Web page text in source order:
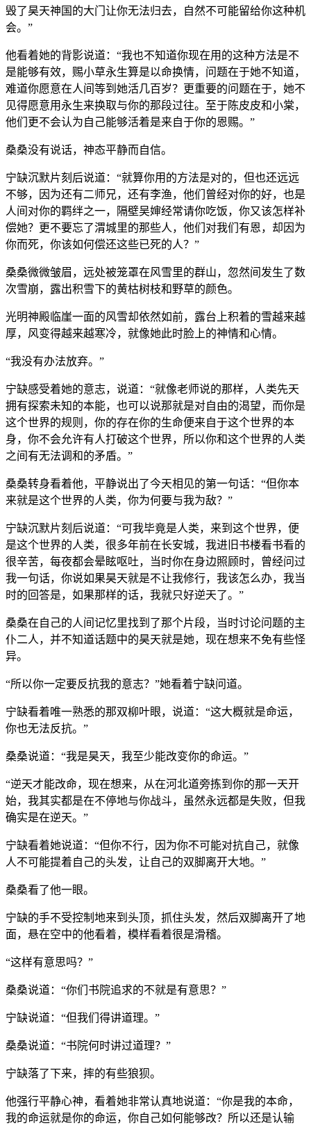
毁了昊天神国的大门让你无法归去，自然不可能留给你这种机
会。”
他看着她的背影说道：“我也不知道你现在用的这种方法是不
是能够有效，赐小草永生算是以命换情，问题在于她不知道，
难道你愿意在人间等到她活几百岁？更重要的问题在于，她不
见得愿意用永生来换取与你的那段过往。至于陈皮皮和小棠，
他们更不会认为自己能够活着是来自于你的恩赐。”
桑桑没有说话，神态平静而自信。
宁缺沉默片刻后说道：“就算你用的方法是对的，但也还远远
不够，因为还有二师兄，还有李渔，他们曾经对你的好，也是
人间对你的羁绊之一，隔壁吴婶经常请你吃饭，你又该怎样补
偿她？更不要忘了渭城里的那些人，他们对我们有恩，却因为
你而死，你该如何偿还这些已死的人？”
桑桑微微皱眉，远处被笼罩在风雪里的群山，忽然间发生了数
次雪崩，露出积雪下的黄枯树枝和野草的颜色。
光明神殿临崖一面的风雪却依然如前，露台上积着的雪越来越
厚，风变得越来越寒冷，就像她此时脸上的神情和心情。
“我没有办法放弃。”
宁缺感受着她的意志，说道：“就像老师说的那样，人类先天
拥有探索未知的本能，也可以说那就是对自由的渴望，而你是
这个世界的规则，你的存在你的生命便来自于这个世界的本
身，你不会允许有人打破这个世界，所以你和这个世界的人类
之间有无法调和的矛盾。”
桑桑转身看着他，平静说出了今天相见的第一句话：“但你本
来就是这个世界的人类，你为何要与我为敌？”
宁缺沉默片刻后说道：“可我毕竟是人类，来到这个世界，便
是这个世界的人类，很多年前在长安城，我进旧书楼看书看的
很辛苦，每夜都会晕眩呕吐，当时你在身边照顾时，曾经问过
我一句话，你说如果昊天就是不让我修行，我该怎么办，我当
时的回答是，如果那样的话，我就只好逆天了。”
桑桑在自己的人间记忆里找到了那个片段，当时讨论问题的主
仆二人，并不知道话题中的昊天就是她，现在想来不免有些怪
异。
“所以你一定要反抗我的意志？”她看着宁缺问道。
宁缺看着唯一熟悉的那双柳叶眼，说道：“这大概就是命运，
你也无法反抗。”
桑桑说道：“我是昊天，我至少能改变你的命运。”
“逆天才能改命，现在想来，从在河北道旁拣到你的那一天开
始，我其实都是在不停地与你战斗，虽然永远都是失败，但我
确实是在逆天。”
宁缺看着她说道：“但你不行，因为你不可能对抗自己，就像
人不可能提着自己的头发，让自己的双脚离开大地。”
桑桑看了他一眼。
宁缺的手不受控制地来到头顶，抓住头发，然后双脚离开了地
面，悬在空中的他看着，模样看着很是滑稽。
“这样有意思吗？”
桑桑说道：“你们书院追求的不就是有意思？”
宁缺说道：“但我们得讲道理。”
桑桑说道：“书院何时讲过道理？”
宁缺落了下来，摔的有些狼狈。
他强行平静心神，看着她非常认真地说道：“你是我的本命，
我的命运就是你的命运，你自己如何能够改？所以还是认输